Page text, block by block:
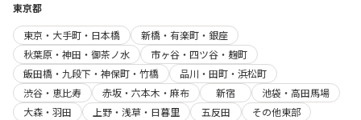
東京都
東京・大手町・日本橋
新橋・有楽町・銀座
秋葉原・神田・御茶ノ水
市ヶ谷・四ツ谷・麹町
飯田橋・九段下・神保町・竹橋
品川・田町・浜松町
渋谷・恵比寿
赤坂・六本木・麻布 新宿
池袋・高田馬場
大森・羽田
上野・浅草・日暮里 五反田
その他東部